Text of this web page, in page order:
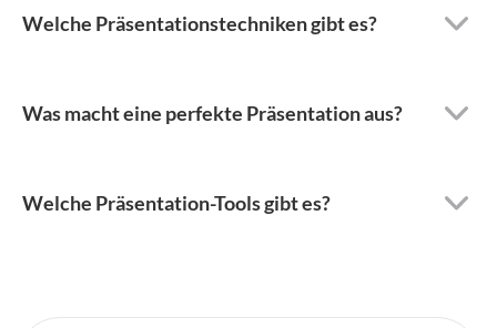
Welche Präsentationstechniken gibt es?
Was macht eine perfekte Präsentation aus?
Welche Präsentation-Tools gibt es?